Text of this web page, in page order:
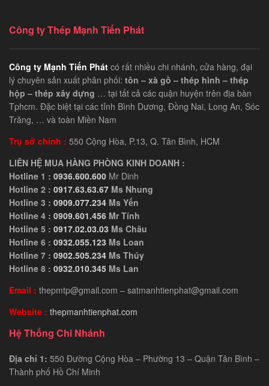
Công ty Thép Mạnh Tiến Phát
Công ty Mạnh Tiến Phát có rất nhiều chi nhánh, cửa hàng, đại
lý chuyên sản xuất phân phối: tôn – xà gồ – thép hình – thép
hộp – thép xây dựng … tại tất cả các quận huyện trên địa bàn
Tphcm. Đặc biệt tại các tỉnh Bình Dương, Đồng Nai, Long An, Sóc
Trăng, … và toàn Miền Nam
Trụ sở chính : 550 Cộng Hòa, P.13, Q. Tân Bình, HCM
LIÊN HỆ MUA HÀNG PHÒNG KINH DOANH :
Hotline 1 : 0936.600.600 Mr Dinh
Hotline 2 : 0917.63.63.67 Ms Nhung
Hotline 3 : 0909.077.234 Ms Yến
Hotline 4 : 0909.601.456 Mr Tính
Hotline 5 : 0917.02.03.03 Ms Châu
Hotline 6 : 0932.055.123 Ms Loan
Hotline 7 : 0902.505.234 Ms Thúy
Hotline 8 : 0932.010.345 Ms Lan
Email : thepmtp@gmail.com – satmanhtienphat@gmail.com
Website : thepmanhtienphat.com
Hệ Thống Chi Nhánh
Địa chỉ 1: 550 Đường Cộng Hòa – Phường 13 – Quận Tân Bình –
Thành phố Hồ Chí Minh